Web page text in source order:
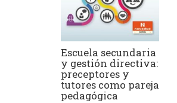
Escuela secundaria
y gestión directiva:
preceptores y
tutores como pareja
pedagógica